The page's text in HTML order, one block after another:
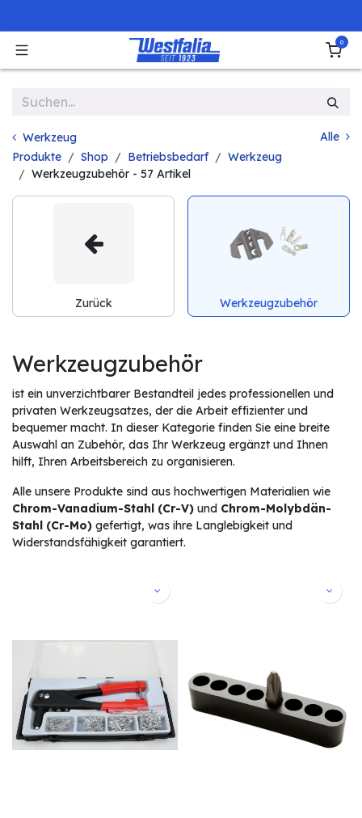
0
Werkzeug
Alle
Produkte
Shop Betriebsbedarf
Werkzeug
Werkzeugzubehör - 57 Artikel
Zurück Werkzeugzubehör
Werkzeugzubehör
ist ein unverzichtbarer Bestandteil jedes professionellen und
privaten Werkzeugsatzes, der die Arbeit effizienter und
bequemer macht. In dieser Kategorie finden Sie eine breite
Auswahl an Zubehör, das Ihr Werkzeug ergänzt und Ihnen
hilft, Ihren Arbeitsbereich zu organisieren.
Alle unsere Produkte sind aus hochwertigen Materialien wie
Chrom-Vanadium-Stahl (Cr-V) und Chrom-Molybdän-
Stahl (Cr-Mo) gefertigt, was ihre Langlebigkeit und
Widerstandsfähigkeit garantiert.